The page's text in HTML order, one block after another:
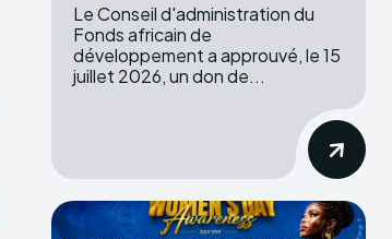
Le Conseil d'administration du
Fonds africain de
développement a approuvé, le 15
juillet 2026, un don de...